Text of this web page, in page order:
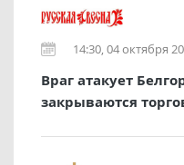
14:30, 04 октября
Враг атакует
закрываются